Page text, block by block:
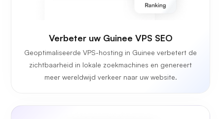
Verbeter uw Guinee VPS SEO
Geoptimaliseerde VPS-hosting in Guinee verbetert de
zichtbaarheid in lokale zoekmachines en genereert
meer wereldwijd verkeer naar uw website.